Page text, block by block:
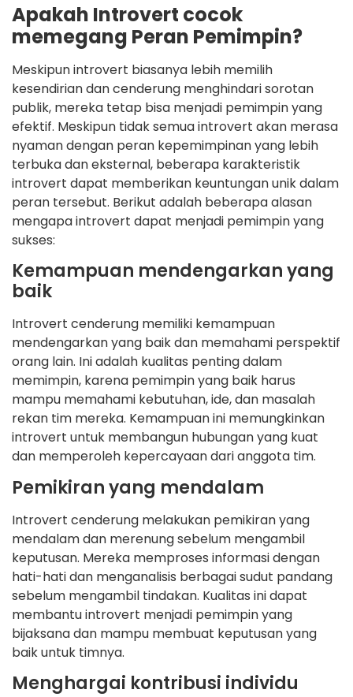
Apakah Introvert cocok
memegang Peran Pemimpin?
Meskipun introvert biasanya lebih memilih
kesendirian dan cenderung menghindari sorotan
publik, mereka tetap bisa menjadi pemimpin yang
efektif. Meskipun tidak semua introvert akan merasa
nyaman dengan peran kepemimpinan yang lebih
terbuka dan eksternal, beberapa karakteristik
introvert dapat memberikan keuntungan unik dalam
peran tersebut. Berikut adalah beberapa alasan
mengapa introvert dapat menjadi pemimpin yang
sukses:
Kemampuan mendengarkan yang
baik
Introvert cenderung memiliki kemampuan
mendengarkan yang baik dan memahami perspektif
orang lain. Ini adalah kualitas penting dalam
memimpin, karena pemimpin yang baik harus
mampu memahami kebutuhan, ide, dan masalah
rekan tim mereka. Kemampuan ini memungkinkan
introvert untuk membangun hubungan yang kuat
dan memperoleh kepercayaan dari anggota tim.
Pemikiran yang mendalam
Introvert cenderung melakukan pemikiran yang
mendalam dan merenung sebelum mengambil
keputusan. Mereka memproses informasi dengan
hati-hati dan menganalisis berbagai sudut pandang
sebelum mengambil tindakan. Kualitas ini dapat
membantu introvert menjadi pemimpin yang
bijaksana dan mampu membuat keputusan yang
baik untuk timnya.
Menghargai kontribusi individu